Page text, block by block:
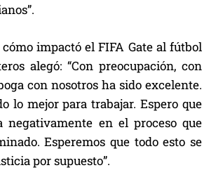
impactó el FIFA Gate al fútbol
alegó: “Con preocupación, con
con nosotros ha sido excelente.
lo mejor para trabajar. Espero que
negativamente en el proceso que
Esperemos que todo esto se
por supuesto”.